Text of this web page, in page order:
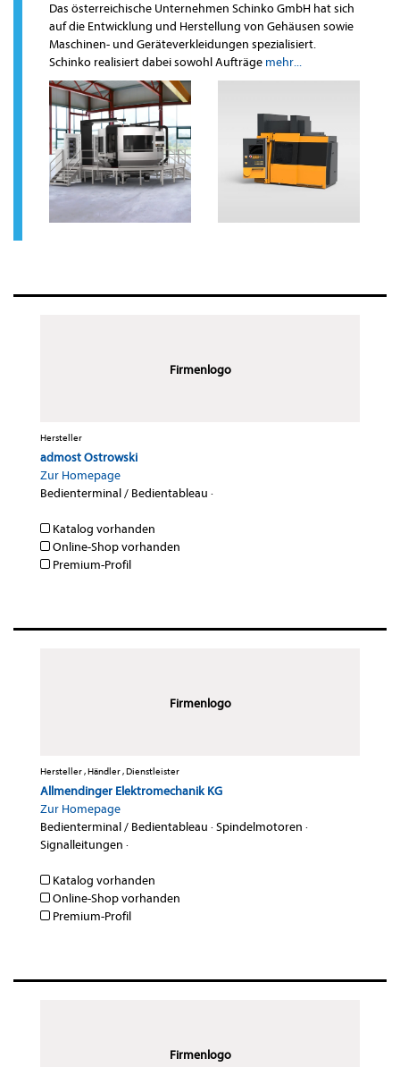
Das österreichische Unternehmen Schinko GmbH hat sich
auf die Entwicklung und Herstellung von Gehäusen sowie
Maschinen- und Geräteverkleidungen spezialisiert.
Schinko realisiert dabei sowohl Aufträge mehr...
Firmenlogo
Hersteller
admost Ostrowski
Zur Homepage
Bedienterminal / Bedientableau ·
Katalog vorhanden
Online-Shop vorhanden
Premium-Profil
Firmenlogo
Hersteller , Händler , Dienstleister
Allmendinger Elektromechanik KG
Zur Homepage
Bedienterminal / Bedientableau ·Spindelmotoren ·
Signalleitungen ·
Katalog vorhanden
Online-Shop vorhanden
Premium-Profil
Firmenlogo